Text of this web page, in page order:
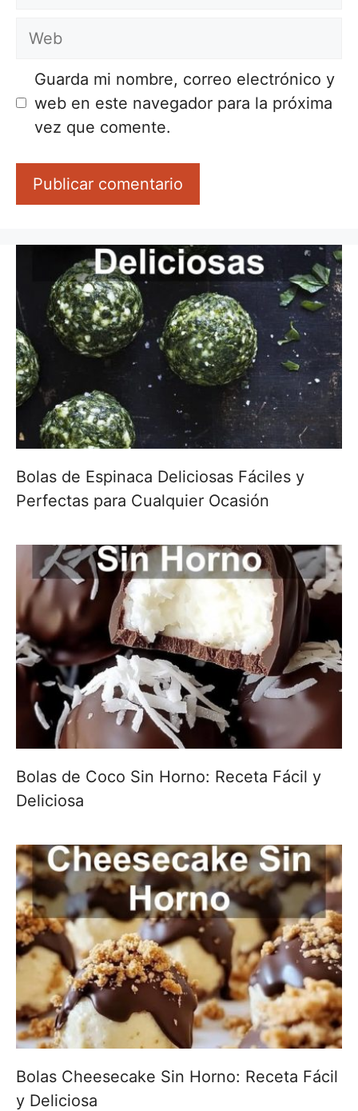
Web
Guarda mi nombre, correo electrónico y
web en este navegador para la próxima
vez que comente.
Bolas de Espinaca Deliciosas Fáciles y
Perfectas para Cualquier Ocasión
Bolas de Coco Sin Horno: Receta Fácil y
Deliciosa
Bolas Cheesecake Sin Horno: Receta Fácil
y Deliciosa